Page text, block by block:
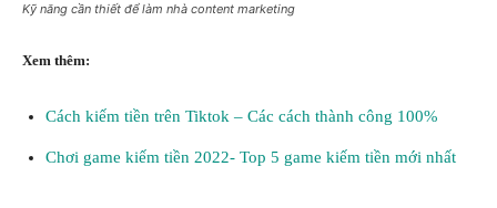
Kỹ năng cần thiết để làm nhà content marketing
Xem thêm:
Cách kiếm tiền trên Tiktok – Các cách thành công 100%
Chơi game kiếm tiền 2022- Top 5 game kiếm tiền mới nhất